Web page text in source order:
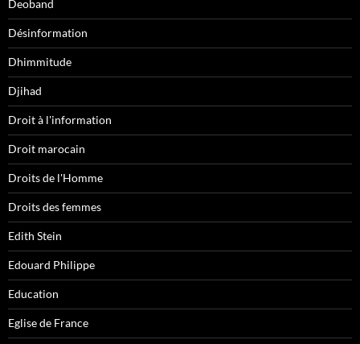
Deoband
Désinformation
Dhimmitude
Djihad
Droit à l'information
Droit marocain
Droits de l'Homme
Droits des femmes
Edith Stein
Edouard Philippe
Education
Eglise de France